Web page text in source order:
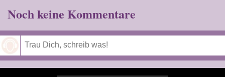
Noch keine Kommentare